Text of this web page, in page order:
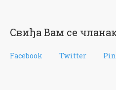
Свиђа Вам се
Facebook Twitter